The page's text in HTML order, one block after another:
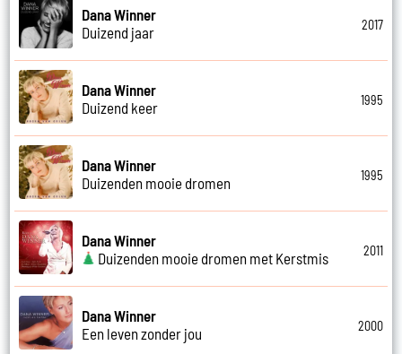
Dana Winner
Duizend jaar
2017
Dana Winner
Duizend keer
1995
Dana Winner
Duizenden mooie dromen
1995
Dana Winner
Duizenden mooie dromen met Kerstmis
2011
Dana Winner
Een leven zonder jou
2000